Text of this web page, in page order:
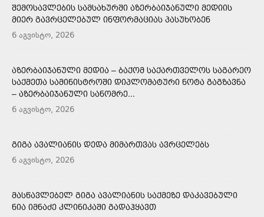
ᲨᲔᲛᲝᲡᲐᲕᲚᲔᲑᲘᲡ ᲡᲐᲛᲡᲐᲮᲣᲠᲨᲘ ᲐᲖᲔᲠᲑᲐᲘᲯᲐᲜᲣᲚᲘ ᲛᲔᲓᲘᲘᲡ
ᲛᲘᲔᲠ ᲒᲐᲕᲠᲪᲔᲚᲔᲑᲣᲚ ᲘᲜᲤᲝᲠᲛᲐᲪᲘᲐᲡ ᲞᲐᲡᲣᲮᲝᲑᲔᲜ
6 აგვისტო, 2026
ᲐᲖᲔᲠᲑᲐᲘᲯᲐᲜᲣᲚᲘ ᲛᲔᲓᲘᲐ – ᲑᲐᲥᲝᲛ ᲡᲐᲥᲐᲠᲗᲕᲔᲚᲝᲡ ᲡᲐᲒᲐᲠᲔᲝ
ᲡᲐᲥᲛᲔᲗᲐ ᲡᲐᲛᲘᲜᲘᲡᲢᲠᲝᲨᲘ ᲓᲘᲞᲚᲝᲛᲐᲢᲣᲠᲘ ᲜᲝᲢᲐ ᲒᲐᲒᲖᲐᲕᲜᲐ
– ᲐᲖᲔᲠᲑᲐᲘᲯᲐᲜᲣᲚᲘ ᲡᲐᲜᲝᲛᲠᲔ...
6 აგვისტო, 2026
ᲒᲘᲒᲐ ᲐᲕᲐᲚᲘᲐᲜᲘᲡ ᲓᲔᲓᲐ ᲛᲘᲛᲐᲠᲗᲕᲐᲡ ᲐᲕᲠᲪᲔᲚᲔᲑᲡ
6 აგვისტო, 2026
ᲛᲐᲡᲬᲐᲕᲚᲔᲑᲔᲚ ᲒᲘᲒᲐ ᲐᲕᲐᲚᲘᲐᲜᲘᲡ ᲡᲐᲥᲛᲔᲖᲔ ᲓᲐᲙᲐᲕᲔᲑᲣᲚᲘ
ᲜᲘᲐ ᲘᲛᲜᲐᲫᲔ ᲙᲚᲘᲜᲘᲙᲐᲨᲘ ᲒᲐᲓᲐᲰᲧᲐᲕᲗ